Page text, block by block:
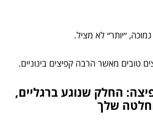
״יותר״ לא מציל.
טובים מאשר הרבה קפיצים בינוניים.
החלק שנוגע ברגליים,
שלך